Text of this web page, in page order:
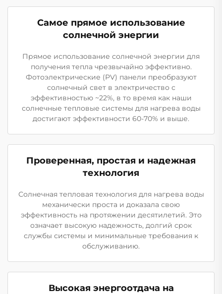
Самое прямое использование
солнечной энергии
Прямое использование солнечной энергии для
получения тепла чрезвычайно эффективно.
Фотоэлектрические (PV) панели преобразуют
солнечный свет в электричество с
эффективностью ~22%, в то время как наши
солнечные тепловые системы для нагрева воды
достигают эффективности 60-70% и выше.
Проверенная, простая и надежная
технология
Солнечная тепловая технология для нагрева воды
механически проста и доказала свою
эффективность на протяжении десятилетий. Это
означает высокую надежность, долгий срок
службы системы и минимальные требования к
обслуживанию.
Высокая энергоотдача на